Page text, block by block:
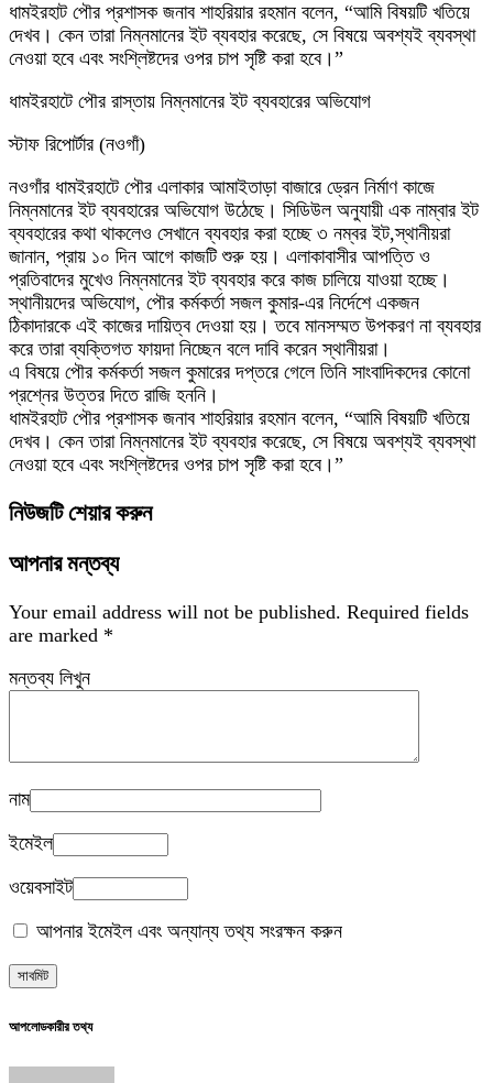
ধামইরহাট পৌর প্রশাসক জনাব শাহরিয়ার রহমান বলেন, “আমি বিষয়টি খতিয়ে
দেখব। কেন তারা নিম্নমানের ইট ব্যবহার করেছে, সে বিষয়ে অবশ্যই ব্যবস্থা
নেওয়া হবে এবং সংশ্লিষ্টদের ওপর চাপ সৃষ্টি করা হবে।”
ধামইরহাটে পৌর রাস্তায় নিম্নমানের ইট ব্যবহারের অভিযোগ
স্টাফ রিপোর্টার (নওগাঁ)
নওগাঁর ধামইরহাটে পৌর এলাকার আমাইতাড়া বাজারে ড্রেন নির্মাণ কাজে
নিম্নমানের ইট ব্যবহারের অভিযোগ উঠেছে। সিডিউল অনুযায়ী এক নাম্বার ইট
ব্যবহারের কথা থাকলেও সেখানে ব্যবহার করা হচ্ছে ৩ নম্বর ইট,স্থানীয়রা
জানান, প্রায় ১০ দিন আগে কাজটি শুরু হয়। এলাকাবাসীর আপত্তি ও
প্রতিবাদের মুখেও নিম্নমানের ইট ব্যবহার করে কাজ চালিয়ে যাওয়া হচ্ছে।
স্থানীয়দের অভিযোগ, পৌর কর্মকর্তা সজল কুমার-এর নির্দেশে একজন
ঠিকাদারকে এই কাজের দায়িত্ব দেওয়া হয়। তবে মানসম্মত উপকরণ না ব্যবহার
করে তারা ব্যক্তিগত ফায়দা নিচ্ছেন বলে দাবি করেন স্থানীয়রা।
এ বিষয়ে পৌর কর্মকর্তা সজল কুমারের দপ্তরে গেলে তিনি সাংবাদিকদের কোনো
প্রশ্নের উত্তর দিতে রাজি হননি।
ধামইরহাট পৌর প্রশাসক জনাব শাহরিয়ার রহমান বলেন, “আমি বিষয়টি খতিয়ে
দেখব। কেন তারা নিম্নমানের ইট ব্যবহার করেছে, সে বিষয়ে অবশ্যই ব্যবস্থা
নেওয়া হবে এবং সংশ্লিষ্টদের ওপর চাপ সৃষ্টি করা হবে।”
নিউজটি শেয়ার করুন
আপনার মন্তব্য
Your email address will not be published. Required fields
are marked *
মন্তব্য লিখুন
নাম
ইমেইল
ওয়েবসাইট
আপনার ইমেইল এবং অন্যান্য তথ্য সংরক্ষন করুন
আপলোডকারীর তথ্য